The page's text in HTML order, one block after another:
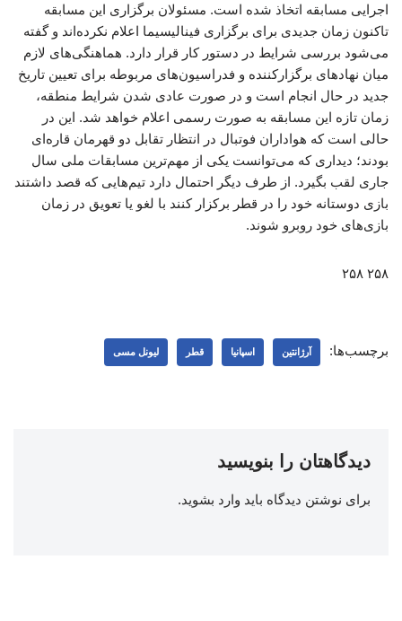
اجرایی مسابقه اتخاذ شده است. مسئولان برگزاری این مسابقه
تاکنون زمان جدیدی برای برگزاری فینالیسیما اعلام نکرده‌اند و گفته
می‌شود بررسی شرایط در دستور کار قرار دارد. هماهنگی‌های لازم
میان نهادهای برگزارکننده و فدراسیون‌های مربوطه برای تعیین تاریخ
جدید در حال انجام است و در صورت عادی شدن شرایط منطقه،
زمان تازه این مسابقه به صورت رسمی اعلام خواهد شد. این در
حالی است که هواداران فوتبال در انتظار تقابل دو قهرمان قاره‌ای
بودند؛ دیداری که می‌توانست یکی از مهم‌ترین مسابقات ملی سال
جاری لقب بگیرد. از طرف دیگر احتمال دارد تیم‌هایی که قصد داشتند
بازی دوستانه خود را در قطر برکزار کنند با لغو یا تعویق در زمان
بازی‌های خود روبرو شوند.
۲۵۸ ۲۵۸
برچسب‌ها: آرژانتین اسپانیا قطر لیونل مسی
دیدگاهتان را بنویسید
برای نوشتن دیدگاه باید وارد بشوید.